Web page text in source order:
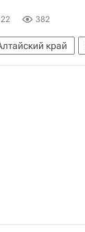
382
край